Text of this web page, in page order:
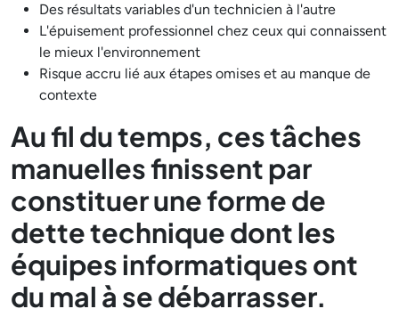
Des résultats variables d'un technicien à l'autre
L'épuisement professionnel chez ceux qui connaissent
le mieux l'environnement
Risque accru lié aux étapes omises et au manque de
contexte
Au fil du temps, ces tâches
manuelles finissent par
constituer une forme de
dette technique dont les
équipes informatiques ont
du mal à se débarrasser.